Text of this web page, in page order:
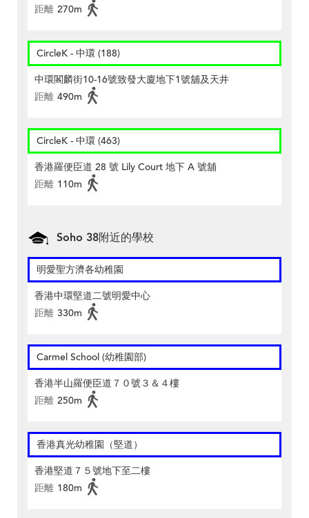
距離 270m
CircleK - 中環 (188)
中環閣麟街10-16號致發大廈地下1號舖及天井
距離 490m
CircleK - 中環 (463)
香港羅便臣道 28 號 Lily Court 地下 A 號舖
距離 110m
Soho 38附近的學校
明愛聖方濟各幼稚園
香港中環堅道二號明愛中心
距離 330m
Carmel School (幼稚園部)
香港半山羅便臣道７０號３＆４樓
距離 250m
香港真光幼稚園（堅道）
香港堅道７５號地下至二樓
距離 180m